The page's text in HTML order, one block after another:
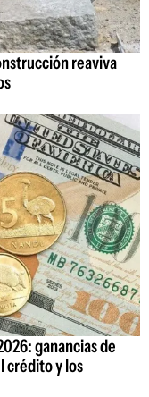
reaviva
ganancias de
crédito y los